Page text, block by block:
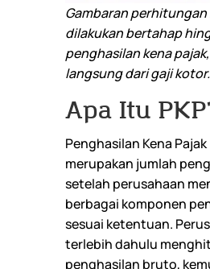
Gambaran perhitungan
dilakukan bertahap
penghasilan kena
langsung dari gaji kotor.
Apa Itu
Penghasilan Kena Pajak
merupakan jumlah
setelah perusahaan
berbagai komponen
sesuai ketentuan.
terlebih dahulu
penghasilan bruto,